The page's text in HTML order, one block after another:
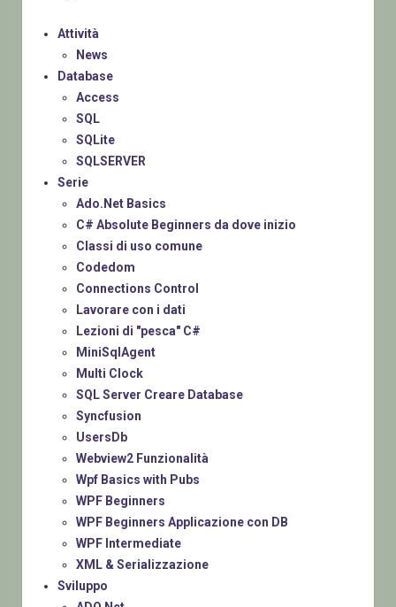
Attività
News
Database
Access
SQL
SQLite
SQLSERVER
Serie
Ado.Net Basics
C# Absolute Beginners da dove inizio
Classi di uso comune
Codedom
Connections Control
Lavorare con i dati
Lezioni di "pesca" C#
MiniSqlAgent
Multi Clock
SQL Server Creare Database
Syncfusion
UsersDb
Webview2 Funzionalità
Wpf Basics with Pubs
WPF Beginners
WPF Beginners Applicazione con DB
WPF Intermediate
XML & Serializzazione
Sviluppo